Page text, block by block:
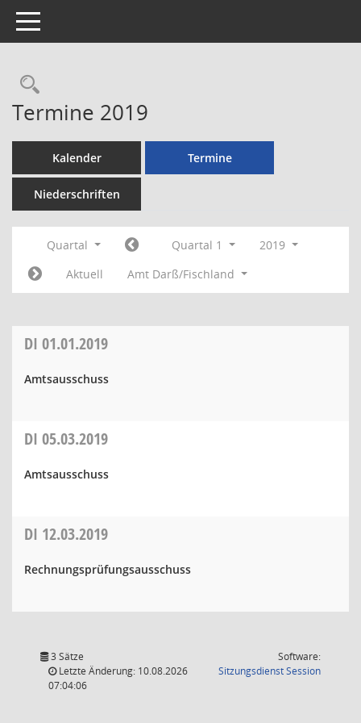
Toggle navigation
Rechercheauswahl
Termine 2019
Kalender Termine
Niederschriften
Quartal Quartal 1
2019
Aktuell
Amt Darß/Fischland
DI 01.01.2019
Amtsausschuss
DI 05.03.2019
Amtsausschuss
DI 12.03.2019
Rechnungsprüfungsausschuss
3 Sätze
Letzte Änderung: 10.08.2026
07:04:06
Software:
SitzungsdienstSession(Wird in